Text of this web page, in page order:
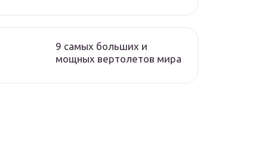
9 самых больших и
мощных вертолетов мира